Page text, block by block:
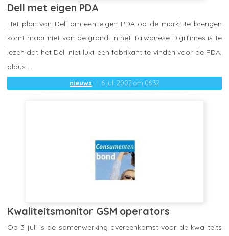
Dell met eigen PDA
nieuws 6 juli 2002 om 06:32
Het plan van Dell om een eigen PDA op de markt te brengen
komt maar niet van de grond. In het Taiwanese DigiTimes is te
lezen dat het Dell niet lukt een fabrikant te vinden voor de PDA,
aldus ...
Kwaliteitsmonitor GSM operators
Op 3 juli is de samenwerking overeenkomst voor de kwaliteits